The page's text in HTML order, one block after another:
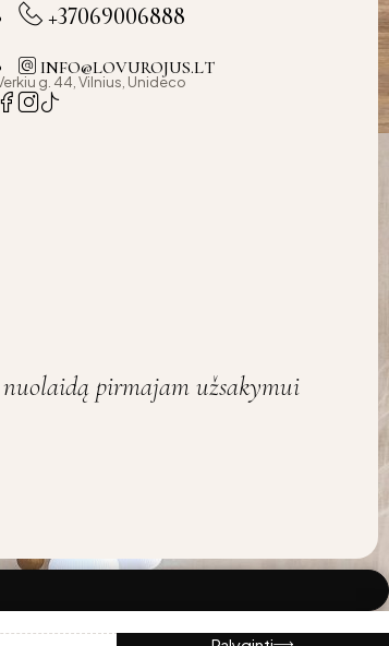
+37069006888
INFO@LOVUROJUS.LT
g. 44, Vilnius, Unideco
pirmajam užsakymui